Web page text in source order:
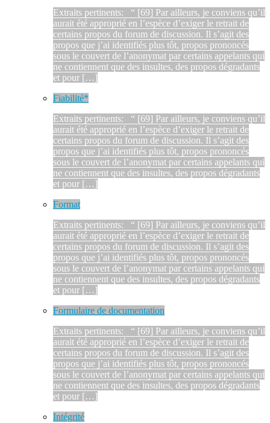
Extraits pertinents: “ [69] Par ailleurs, je conviens qu’il
aurait été approprié en l’espèce d’exiger le retrait de
certains propos du forum de discussion. Il s’agit des
propos que j’ai identifiés plus tôt, propos prononcés
sous le couvert de l’anonymat par certains appelants qui
ne contiennent que des insultes, des propos dégradants
et pour […]
Fiabilité*
Extraits pertinents: “ [69] Par ailleurs, je conviens qu’il
aurait été approprié en l’espèce d’exiger le retrait de
certains propos du forum de discussion. Il s’agit des
propos que j’ai identifiés plus tôt, propos prononcés
sous le couvert de l’anonymat par certains appelants qui
ne contiennent que des insultes, des propos dégradants
et pour […]
Format
Extraits pertinents: “ [69] Par ailleurs, je conviens qu’il
aurait été approprié en l’espèce d’exiger le retrait de
certains propos du forum de discussion. Il s’agit des
propos que j’ai identifiés plus tôt, propos prononcés
sous le couvert de l’anonymat par certains appelants qui
ne contiennent que des insultes, des propos dégradants
et pour […]
Formulaire de documentation
Extraits pertinents: “ [69] Par ailleurs, je conviens qu’il
aurait été approprié en l’espèce d’exiger le retrait de
certains propos du forum de discussion. Il s’agit des
propos que j’ai identifiés plus tôt, propos prononcés
sous le couvert de l’anonymat par certains appelants qui
ne contiennent que des insultes, des propos dégradants
et pour […]
Intégrité